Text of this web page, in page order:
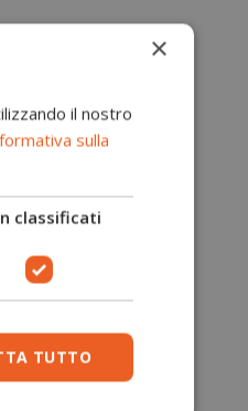
×
il nostro
sulla
classificati
TUTTO